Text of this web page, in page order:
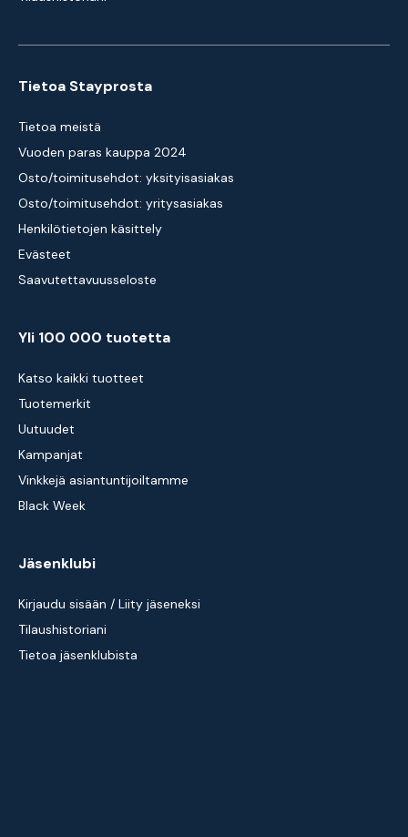
Tietoa Stayprosta
Tietoa meistä
Vuoden paras kauppa 2024
Osto/toimitusehdot: yksityisasiakas
Osto/toimitusehdot: yritysasiakas
Henkilötietojen käsittely
Evästeet
Saavutettavuusseloste
Yli 100 000 tuotetta
Katso kaikki tuotteet
Tuotemerkit
Uutuudet
Kampanjat
Vinkkejä asiantuntijoiltamme
Black Week
Jäsenklubi
Kirjaudu sisään / Liity jäseneksi
Tilaushistoriani
Tietoa jäsenklubista